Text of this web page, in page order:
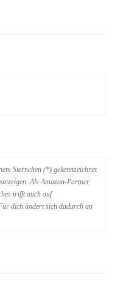
Sternchen (*) gekennzeichnet
Als Amazon-Partner
trifft auch auf
dich ändert sich dadurch an